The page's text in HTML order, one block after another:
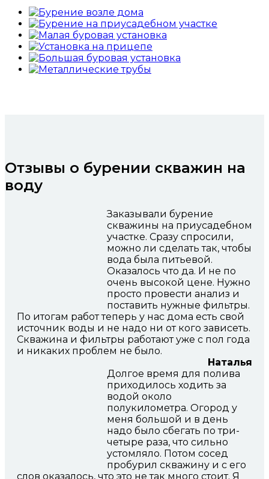
Отзывы о бурении скважин на
воду
Заказывали бурение
скважины на приусадебном
участке. Сразу спросили,
можно ли сделать так, чтобы
вода была питьевой.
Оказалось что да. И не по
очень высокой цене. Нужно
просто провести анализ и
поставить нужные фильтры.
По итогам работ теперь у нас дома есть свой
источник воды и не надо ни от кого зависеть.
Скважина и фильтры работают уже с пол года
и никаких проблем не было.
Наталья
Долгое время для полива
приходилось ходить за
водой около
полукилометра. Огород у
меня большой и в день
надо было сбегать по три-
четыре раза, что сильно
устомляло. Потом сосед
пробурил скважину и с его
слов оказалось, что это не так много стоит. Я